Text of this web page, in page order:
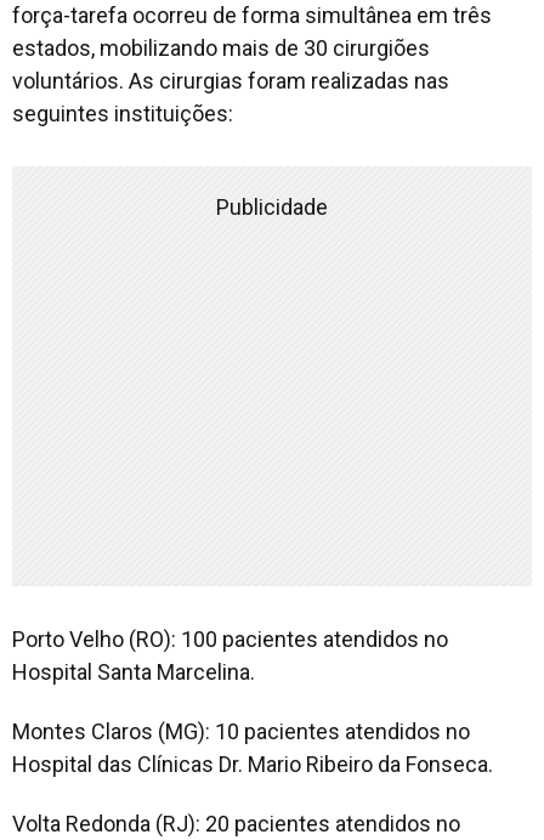
força-tarefa ocorreu de forma simultânea em três
estados, mobilizando mais de 30 cirurgiões
voluntários. As cirurgias foram realizadas nas
seguintes instituições:
Publicidade
Porto Velho (RO): 100 pacientes atendidos no
Hospital Santa Marcelina.
Montes Claros (MG): 10 pacientes atendidos no
Hospital das Clínicas Dr. Mario Ribeiro da Fonseca.
Volta Redonda (RJ): 20 pacientes atendidos no